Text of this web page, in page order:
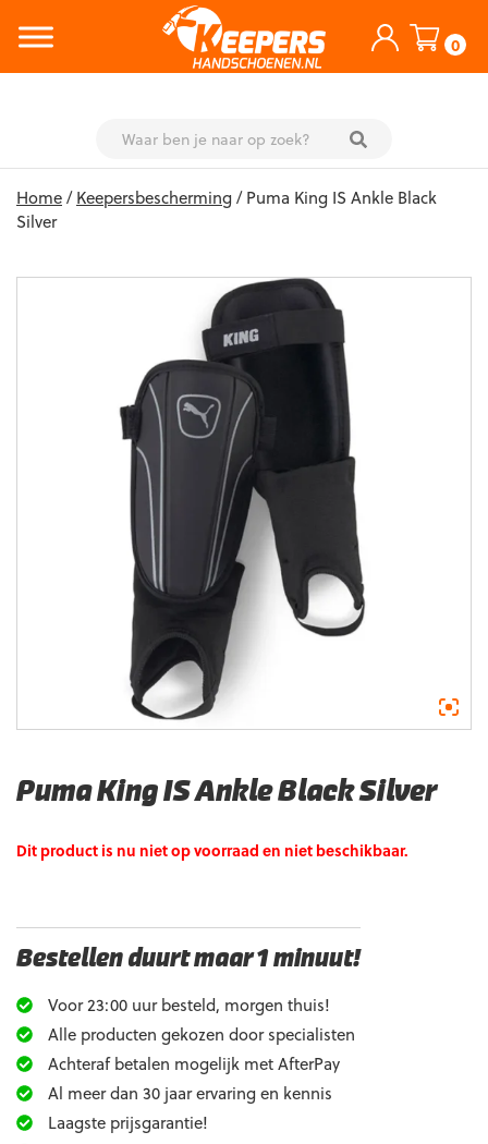
0
content
Home/Keepersbescherming/ Puma King IS Ankle Black
Silver
Puma King IS Ankle Black Silver
Dit product is nu niet op voorraad en niet beschikbaar.
Bestellen duurt maar 1 minuut!
Voor 23:00 uur besteld, morgen thuis!
Alle producten gekozen door specialisten
Achteraf betalen mogelijk met AfterPay
Al meer dan 30 jaar ervaring en kennis
Laagste prijsgarantie!